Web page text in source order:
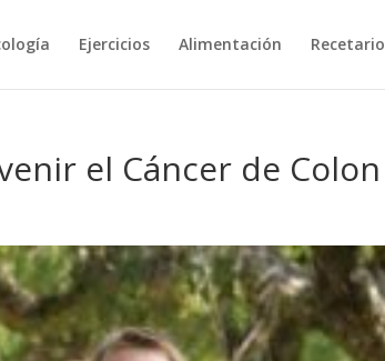
Ejercicios Alimentación Recetario
el Cáncer de Colon